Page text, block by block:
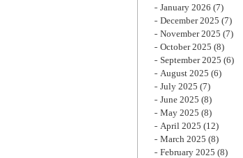
January 2026 (7)
December 2025 (7)
November 2025 (7)
October 2025 (8)
September 2025 (6)
August 2025 (6)
July 2025 (7)
June 2025 (8)
May 2025 (8)
April 2025 (12)
March 2025 (8)
February 2025 (8)